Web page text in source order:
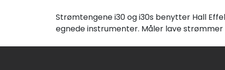
Strømtengene i30 og i30s benytter Hall
egnede instrumenter. Måler lave